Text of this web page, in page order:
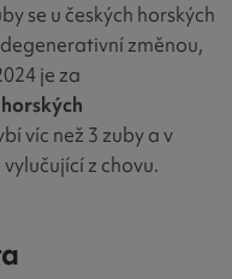
se u českých horských
změnou,
je za
víc než 3 zuby a v
z chovu.